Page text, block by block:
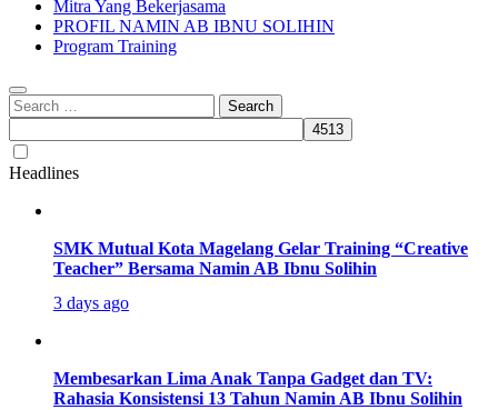
Mitra Yang Bekerjasama
PROFIL NAMIN AB IBNU SOLIHIN
Program Training
Search
for:
Headlines
SMK Mutual Kota Magelang Gelar Training “Creative
Teacher” Bersama Namin AB Ibnu Solihin
3 days ago
Membesarkan Lima Anak Tanpa Gadget dan TV:
Rahasia Konsistensi 13 Tahun Namin AB Ibnu Solihin